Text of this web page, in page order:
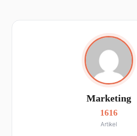
Marketing
1616
Artikel